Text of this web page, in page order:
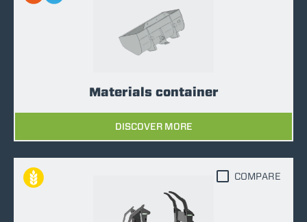
Materials container
DISCOVER MORE
COMPARE